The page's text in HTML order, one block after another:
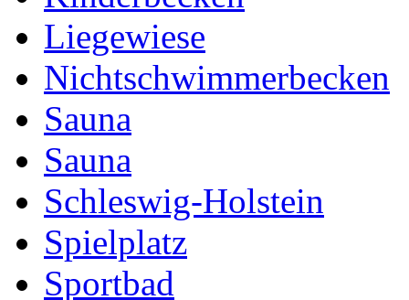
Liegewiese
Nichtschwimmerbecken
Sauna
Sauna
Schleswig-Holstein
Spielplatz
Sportbad